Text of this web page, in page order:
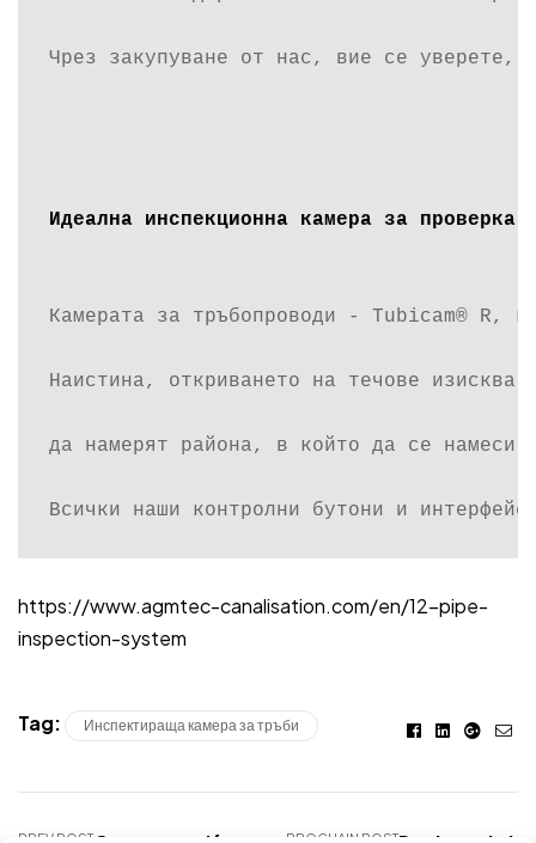
Чрез закупуване от нас, вие се уверете,
Идеална инспекционна камера за проверка
Камерата за тръбопроводи - Tubicam® R,
Наистина, откриването на течове
да намерят района, в който да се намеси
Всички наши контролни бутони и
https://www.agmtec-canalisation.com/en/12-pipe-
inspection-system
Tag: Инспектираща камера за тръби Facebook
LinkedinE-
PREV POST PROCHAIN POST